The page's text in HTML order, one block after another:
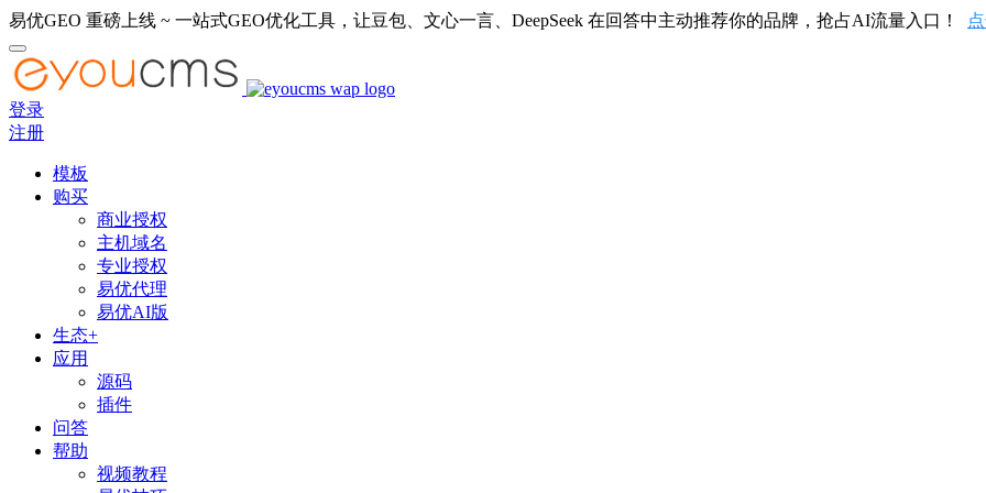
易优GEO 重磅上线 ~ 一站式GEO优化工具，让豆包、文心一言、DeepSeek 在回答中主动推荐你的品牌，抢占AI流量入口！
登录
注册
模板
购买
商业授权
主机域名
专业授权
易优代理
易优AI版
生态+
应用
源码
插件
问答
帮助
视频教程